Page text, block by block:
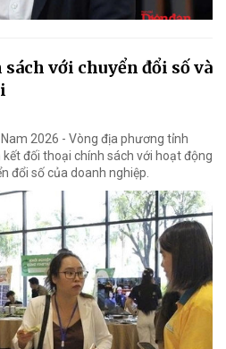
với chuyển đổi số và
2026 - Vòng địa phương tỉnh
đối thoại chính sách với hoạt động
đổi số của doanh nghiệp.